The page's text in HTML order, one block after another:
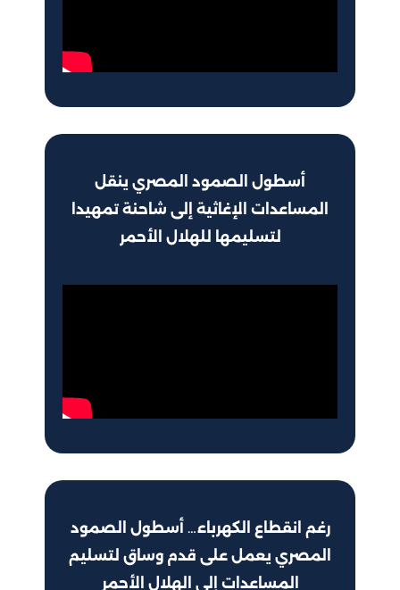
أسطول الصمود المصري ينقل
المساعدات الإغاثية إلى شاحنة تمهيدا
لتسليمها للهلال الأحمر
رغم انقطاع الكهرباء… أسطول الصمود
المصري يعمل على قدم وساق لتسليم
المساعدات إلى الهلال الأحمر